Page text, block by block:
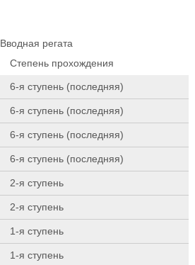
Вводная регата
Степень прохождения
6-я ступень (последняя)
6-я ступень (последняя)
6-я ступень (последняя)
6-я ступень (последняя)
2-я ступень
2-я ступень
1-я ступень
1-я ступень